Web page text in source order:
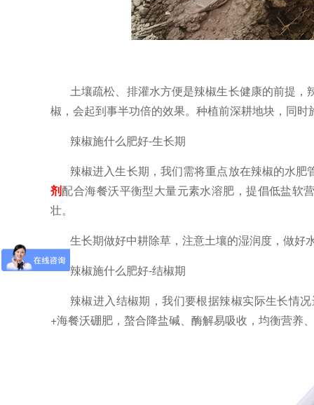
土壤疏松、排灌水方便是辣椒生长健康的前提
椒，会起到事半功倍的效果。种植前深耕地块，同时
辣椒施什么肥好-生长期
辣椒进入生长期，我们需将重点放在辣椒的水
剂配合海餐沃平衡型大量元素水溶肥，提倡低盐软
壮。
生长期做好中耕除草，注意土壤的湿润度，做好
辣椒施什么肥好-结椒期
辣椒进入结椒期，我们要根据辣椒实际生长情
+海餐沃硼肥，螯合降盐碱、酶解易吸收，均衡营养